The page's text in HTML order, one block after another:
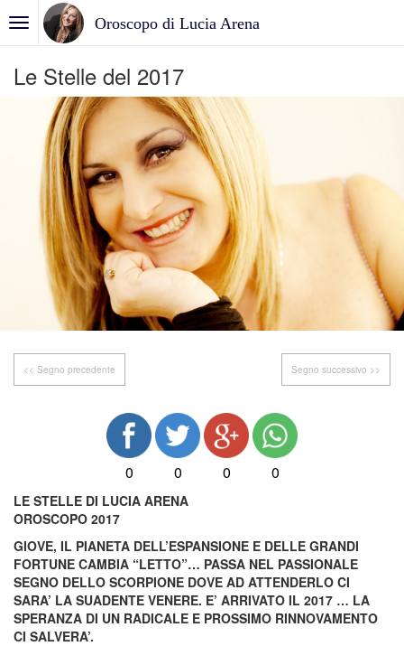
Oroscopo di Lucia Arena
Le Stelle del 2017
<< Segno precedente Segno successivo >>
0 0 0 0
LE STELLE DI LUCIA ARENA
OROSCOPO 2017
GIOVE, IL PIANETA DELL’ESPANSIONE E DELLE GRANDI
FORTUNE CAMBIA “LETTO”… PASSA NEL PASSIONALE
SEGNO DELLO SCORPIONE DOVE AD ATTENDERLO CI
SARA’ LA SUADENTE VENERE. E’ ARRIVATO IL 2017 … LA
SPERANZA DI UN RADICALE E PROSSIMO RINNOVAMENTO
CI SALVERA’.